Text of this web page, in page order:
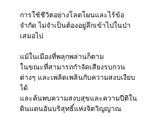
การใช้ชีวิตอย่างโลดโผนและไร้ข้อ
จำกัด ไม่จำเป็นต้องอยู่ลึกเข้าไปในป่า
เสมอไป
แม้ในเมืองที่พลุกพล่านก็ตาม
ในขณะที่สามารถกำจัดเสียงรบกวน
ต่างๆ และเพลิดเพลินกับความสงบเงียบ
ได้
และค้นพบความสงบสุขและความปีติใน
ดินแดนอันบริสุทธิ์แห่งจิตวิญญาณ